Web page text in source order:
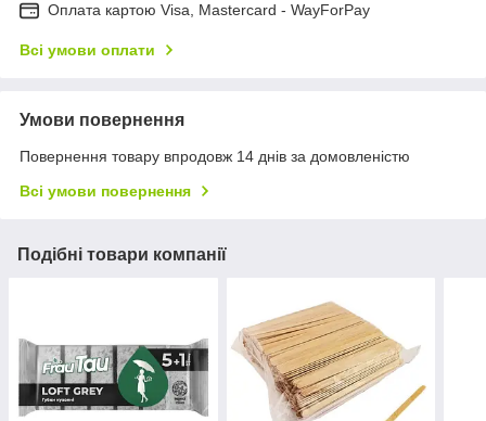
Оплата картою Visa, Mastercard - WayForPay
Всі умови оплати
Умови повернення
Повернення товару впродовж 14 днів за домовленістю
Всі умови повернення
Подібні товари компанії